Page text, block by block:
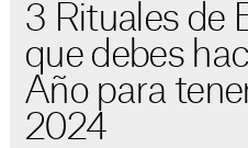
3 Rituales de
que debes
Año para
2024